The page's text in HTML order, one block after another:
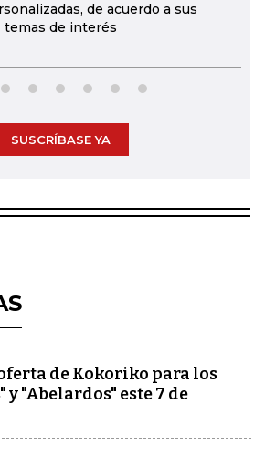
de acuerdo a sus
temas de interés
SUSCRÍBASE YA
de Kokoriko para los
y "Abelardos" este 7 de